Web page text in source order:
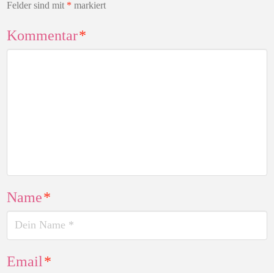
Felder sind mit * markiert
Kommentar*
Name*
Email*